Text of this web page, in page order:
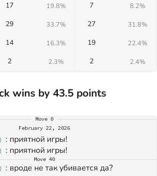
17 19.8% 7 8.2%
29 33.7% 27 31.8%
14 16.3% 19 22.4%
2 2.3% 2 2.4%
wins by 43.5 points
Move 0
February 22, 2026
] : приятной игры!
] : приятной игры!
Move 40
] : вроде не так убивается да?